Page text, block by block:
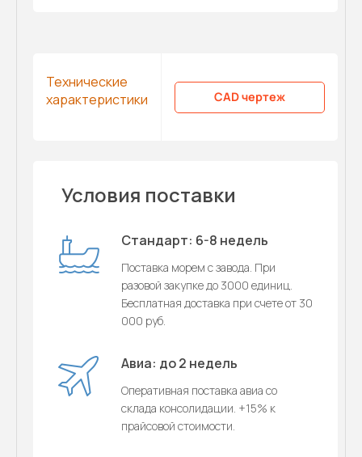
Технические
характеристики
CAD чертеж
Условия поставки
Стандарт: 6-8 недель
Поставка морем с завода. При
разовой закупке до 3000 единиц.
Бесплатная доставка при счете от 30
000 руб.
Авиа: до 2 недель
Оперативная поставка авиа со
склада консолидации. +15% к
прайсовой стоимости.